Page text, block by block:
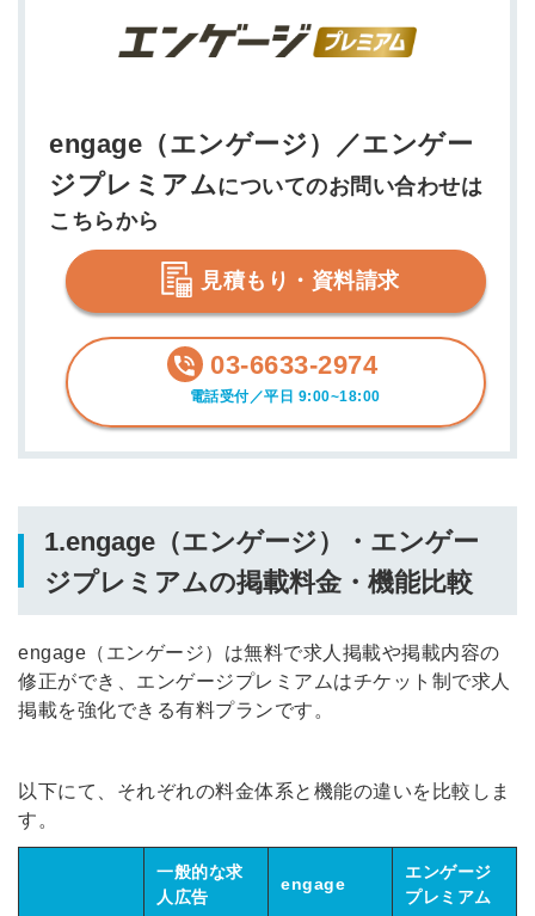
engage（エンゲージ）／エンゲー
ジプレミアムについてのお問い合わせは
こちらから
見積もり・資料請求
03-6633-2974
電話受付／平日 9:00~18:00
1.engage（エンゲージ）・エンゲー
ジプレミアムの掲載料金・機能比較
engage（エンゲージ）は無料で求人掲載や掲載内容の
修正ができ、エンゲージプレミアムはチケット制で求人
掲載を強化できる有料プランです。
以下にて、それぞれの料金体系と機能の違いを比較しま
す。
一般的な求
人広告
engage
エンゲージ
プレミアム